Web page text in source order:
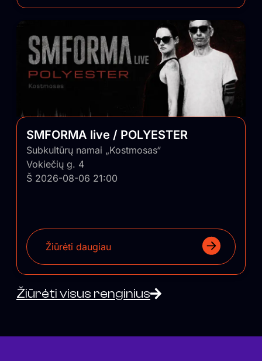
SMFORMA live / POLYESTER
Subkultūrų namai „Kostmosas“
Vokiečių g. 4
Š 2026-08-06 21:00
Žiūrėti daugiau
Žiūrėti visus renginius